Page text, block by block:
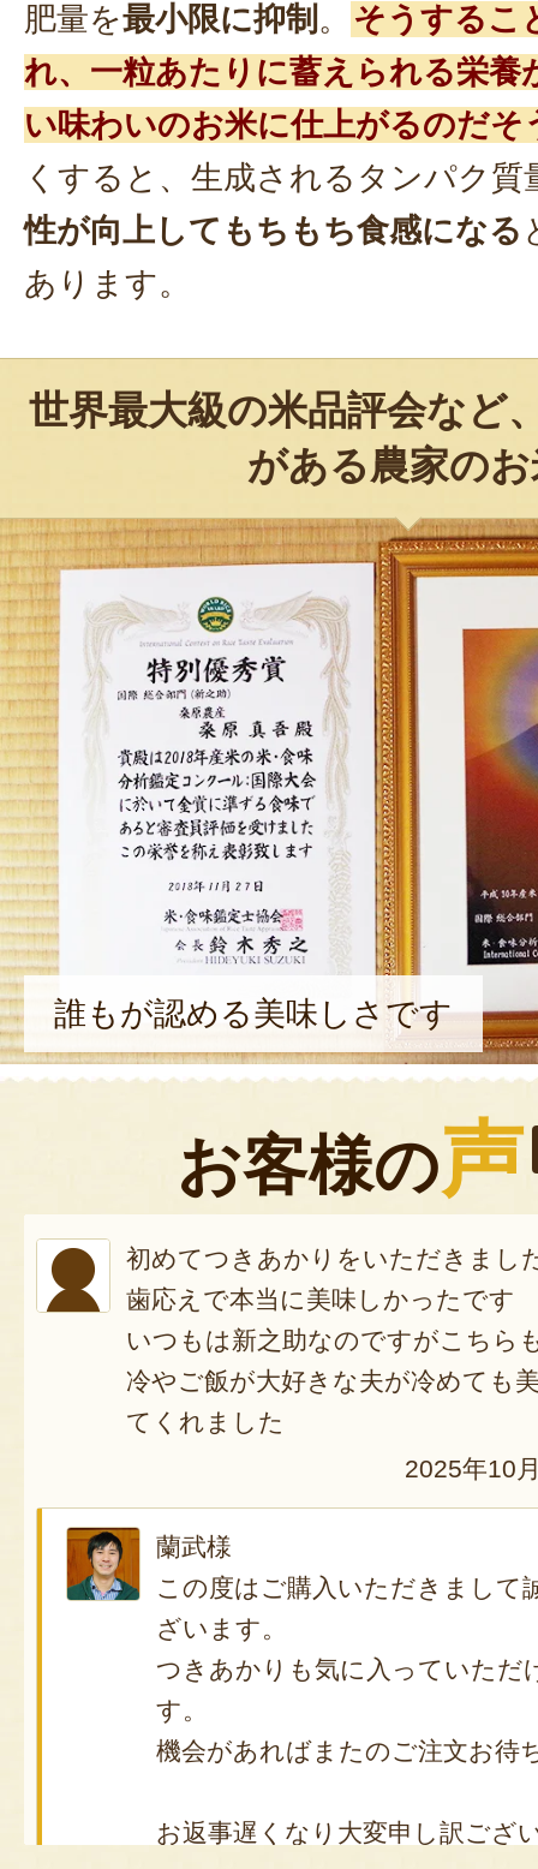
肥量を最小限に抑制 。
そうするこ
れ、一粒あたりに蓄えられる栄養
い味わいのお米に仕上がるのだそ
くすると、生成されるタンパク質
性が向上してもちもち食感になる
あります。
世界最大級の米品評会など
がある農家の
誰もが認める美味しさです
お客様の声
初めてつきあかりをいただきまし
歯応えで本当に美味しかったです
いつもは新之助なのですがこちら
冷やご飯が大好きな夫が冷めても
てくれました
2025年10
蘭武様
この度はご購入いただきまして
ざいます。
つきあかりも気に入っていただ
す。
機会があればまたのご注文お待
お返事遅くなり大変申し訳ござ